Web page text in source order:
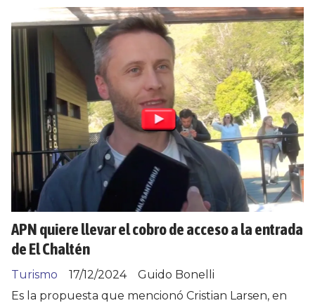
APN quiere llevar el cobro de acceso a la entrada
de El Chaltén
Guido Bonelli
Turismo
17/12/2024
Es la propuesta que mencionó Cristian Larsen, en